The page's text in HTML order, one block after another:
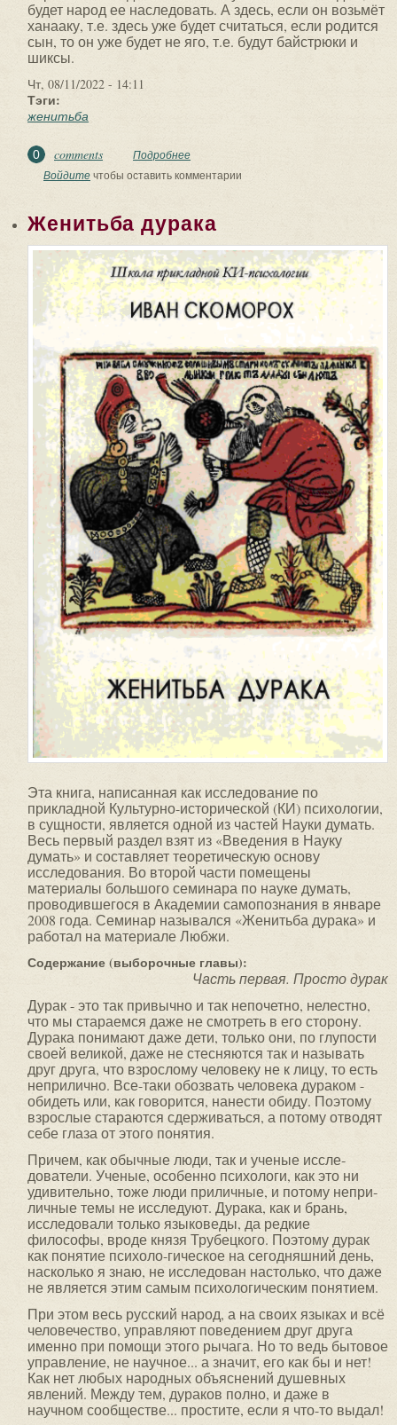
будет народ ее наследовать. А здесь, если он возьмёт
ханааку, т.е. здесь уже будет считаться, если родится
сын, то он уже будет не яго, т.е. будут байстрюки и
шиксы.
Чт, 08/11/2022 - 14:11
Тэги:
женитьба
0 comments Подробнее
УРОКЪ. ТЕМА: ЖЕНИТЬБА ИСААКА НА
Войдитечтобы оставить комментарии
Женитьба дурака
Эта книга, написанная как исследование по
прикладной Культурно-исторической (КИ) психологии,
в сущности, является одной из частей Науки думать.
Весь первый раздел взят из «Введения в Науку
думать» и составляет теоретическую основу
исследования. Во второй части помещены
материалы большого семинара по науке думать,
проводившегося в Академии самопознания в январе
2008 года. Семинар назывался «Женитьба дурака» и
работал на материале Любжи.
Содержание (выборочные главы):
Часть первая. Просто дурак
Дурак - это так привычно и так непочетно, нелестно,
что мы стараемся даже не смотреть в его сторону.
Дурака понимают даже дети, только они, по глупости
своей великой, даже не стесняются так и называть
друг друга, что взрослому человеку не к лицу, то есть
неприлично. Все-таки обозвать человека дураком -
обидеть или, как говорится, нанести обиду. Поэтому
взрослые стараются сдерживаться, а потому отводят
себе глаза от этого понятия.
Причем, как обычные люди, так и ученые иссле­
дователи. Ученые, особенно психологи, как это ни
удивительно, тоже люди приличные, и потому непри­
личные темы не исследуют. Дурака, как и брань,
иссле­довали только языковеды, да редкие
философы, вроде князя Трубецкого. Поэтому дурак
как понятие психоло-гическое на сегодняшний день,
насколько я знаю, не исследован настолько, что даже
не является этим самым психологическим понятием.
При этом весь русский народ, а на своих языках и всё
человечество, управляют поведением друг друга
именно при помощи этого рычага. Но то ведь бытовое
управление, не научное... а значит, его как бы и нет!
Как нет любых народных объяснений душевных
явлений. Между тем, дураков полно, и даже в
научном сообществе... простите, если я что-то выдал!